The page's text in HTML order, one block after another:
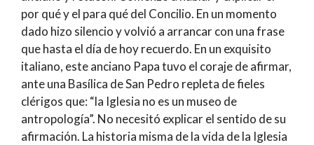
por qué y el para qué del Concilio. En un momento
dado hizo silencio y volvió a arrancar con una frase
que hasta el día de hoy recuerdo. En un exquisito
italiano, este anciano Papa tuvo el coraje de afirmar,
ante una Basílica de San Pedro repleta de fieles
clérigos que: “la Iglesia no es un museo de
antropología”. No necesitó explicar el sentido de su
afirmación. La historia misma de la vida de la Iglesia